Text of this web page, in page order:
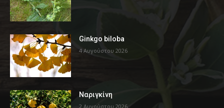
Ginkgo biloba
4 Αυγούστου 2026
Ναριγκίνη
2 Αυγούστου 2026